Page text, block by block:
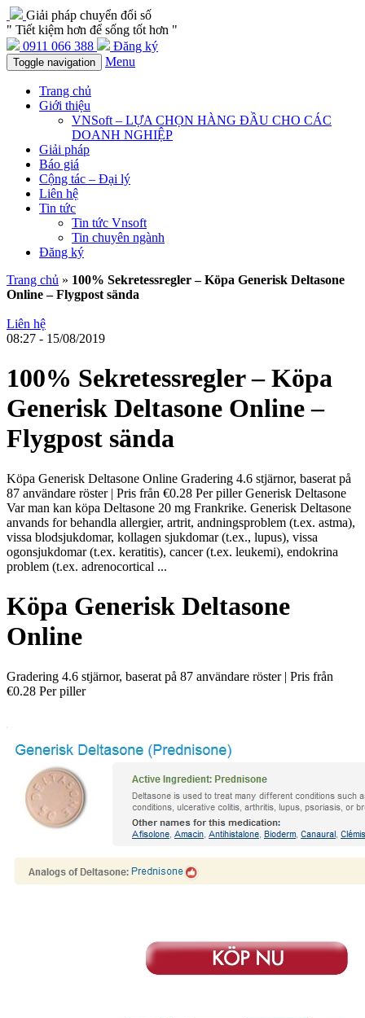
Giải pháp chuyển đổi số
" Tiết kiệm hơn để sống tốt hơn "
0911 066 388
Đăng ký
Toggle navigation Menu
Trang chủ
Giới thiệu
VNSoft – LỰA CHỌN HÀNG ĐẦU CHO CÁC
DOANH NGHIỆP
Giải pháp
Báo giá
Cộng tác – Đại lý
Liên hệ
Tin tức
Tin tức Vnsoft
Tin chuyên ngành
Đăng ký
Trang chủ » 100% Sekretessregler – Köpa Generisk Deltasone
Online – Flygpost sända
Liên hệ
08:27 - 15/08/2019
100% Sekretessregler – Köpa
Generisk Deltasone Online –
Flygpost sända
Köpa Generisk Deltasone Online Gradering 4.6 stjärnor, baserat på
87 användare röster | Pris från €0.28 Per piller Generisk Deltasone
Var man kan köpa Deltasone 20 mg Frankrike. Generisk Deltasone
anvands for behandla allergier, artrit, andningsproblem (t.ex. astma),
vissa blodsjukdomar, kollagen sjukdomar (t.ex., lupus), vissa
ogonsjukdomar (t.ex. keratitis), cancer (t.ex. leukemi), endokrina
problem (t.ex. adrenocortical ...
Köpa Generisk Deltasone
Online
Gradering 4.6 stjärnor, baserat på 87 användare röster| Pris från
€0.28 Per piller